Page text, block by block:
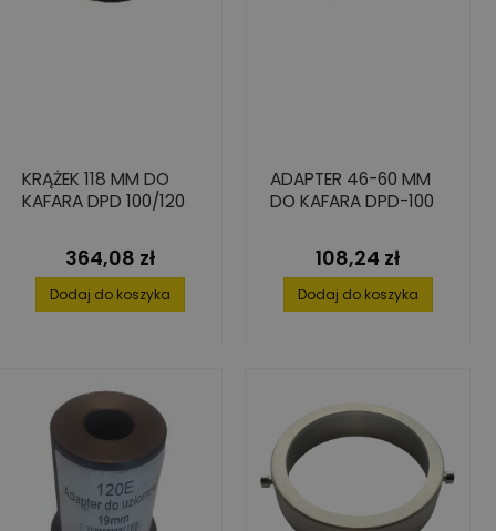
KRĄŻEK 118 MM DO
KAFARA DPD 100/120
Cena
364,08 zł
Dodaj do koszyka
ADAPTER 46-60 MM
DO KAFARA DPD-100
Cena
108,24 zł
Dodaj do koszyka